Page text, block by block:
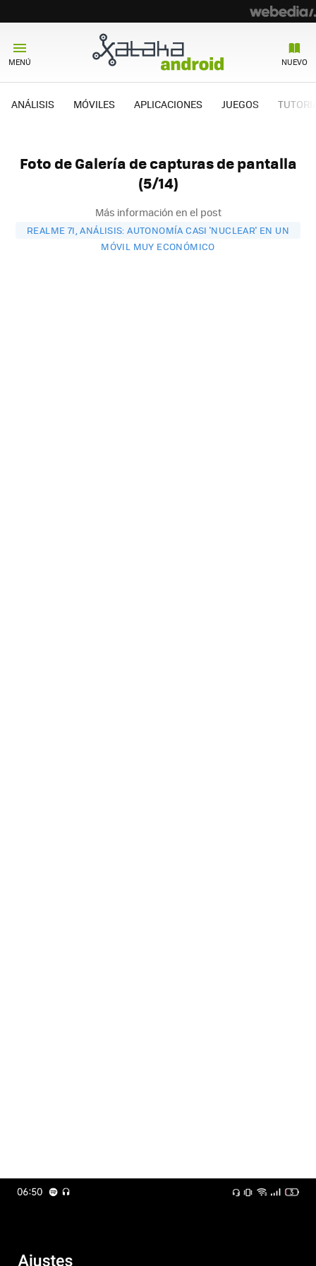
MENÚ NUEVO
ANÁLISIS MÓVILES APLICACIONES JUEGOS
Foto de Galería de capturas de pantalla
(5/14)
Más información en el post
REALME 7I, ANÁLISIS: AUTONOMÍA CASI 'NUCLEAR' EN UN
MÓVIL MUY ECONÓMICO